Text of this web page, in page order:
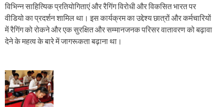
विभिन्न साहित्यिक प्रतियोगिताएं और रैगिंग विरोधी और विकसित भारत पर
वीडियो का प्रदर्शन शामिल था। इस कार्यक्रम का उद्देश्य छात्रों और कर्मचारियों
में रैगिंग को रोकने और एक सुरक्षित और सम्मानजनक परिसर वातावरण को बढ़ावा
देने के महत्व के बारे में जागरूकता बढ़ाना था।
P
o